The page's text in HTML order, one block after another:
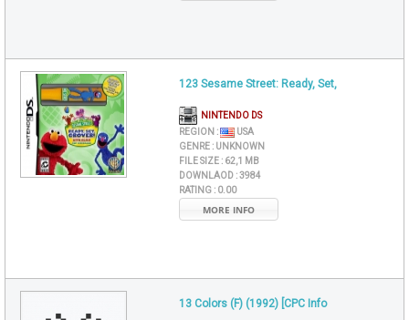
123 Sesame Street: Ready, Set,
NINTENDO DS
REGION :
USA
GENRE : UNKNOWN
FILE SIZE : 62,1 MB
DOWNLAOD :3984
RATING : 0.00
MORE INFO
13 Colors (F) (1992) [CPC Info